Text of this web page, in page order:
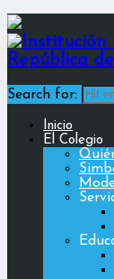
Search for:
Inicio
El Colegio